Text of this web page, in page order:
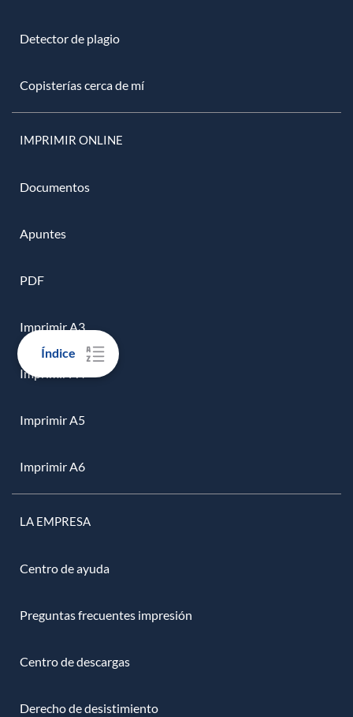
Índice
Detector de plagio
Copisterías cerca de mí
IMPRIMIR ONLINE
Documentos
Apuntes
PDF
Imprimir A3
Imprimir A4
Imprimir A5
Imprimir A6
LA EMPRESA
Centro de ayuda
Preguntas frecuentes impresión
Centro de descargas
Derecho de desistimiento